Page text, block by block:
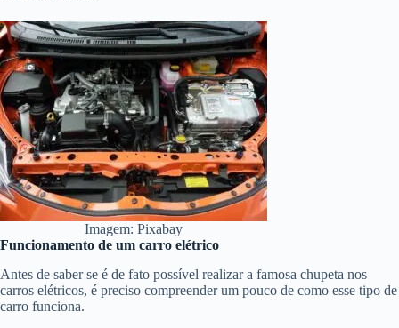
Imagem: Pixabay
Funcionamento de um carro elétrico
Antes de saber se é de fato possível realizar a famosa chupeta nos
carros elétricos, é preciso compreender um pouco de como esse tipo de
carro funciona.